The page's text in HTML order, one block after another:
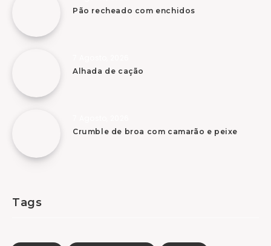
Pão recheado com enchidos
Alhada de cação
Crumble de broa com camarão e peixe
Tags